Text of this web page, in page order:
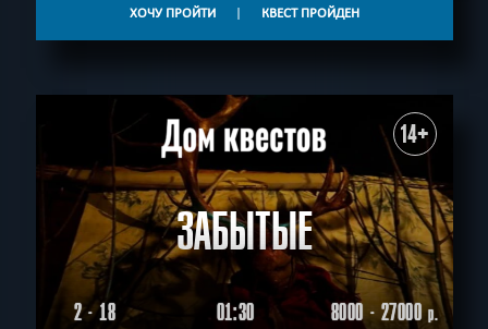
ХОЧУ ПРОЙТИ | КВЕСТ ПРОЙДЕН
14+
ЗАБЫТЫЕ
2 - 18 01:30 8000 - 27000р.